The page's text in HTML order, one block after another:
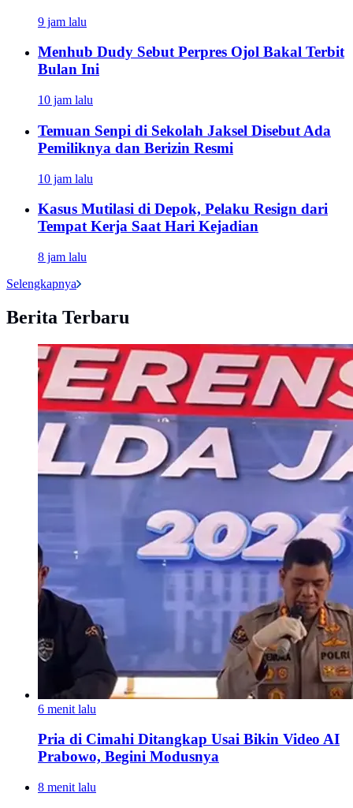
9 jam lalu
Menhub Dudy Sebut Perpres Ojol Bakal Terbit
Bulan Ini
10 jam lalu
Temuan Senpi di Sekolah Jaksel Disebut Ada
Pemiliknya dan Berizin Resmi
10 jam lalu
Kasus Mutilasi di Depok, Pelaku Resign dari
Tempat Kerja Saat Hari Kejadian
8 jam lalu
Selengkapnya
Berita Terbaru
6 menit lalu
Pria di Cimahi Ditangkap Usai Bikin Video AI
Prabowo, Begini Modusnya
8 menit lalu